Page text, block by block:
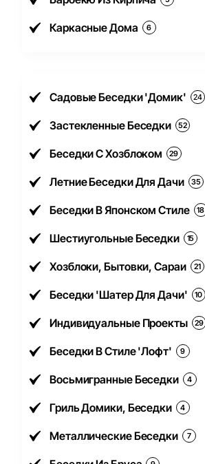
Каркасные Дома 6
Садовые Беседки 'Домик' 24
Застекленные Беседки 52
Беседки С Хозблоком 29
Летние Беседки Для Дачи 35
Беседки В Японском Стиле 18
Шестиугольные Беседки 15
Хозблоки, Бытовки, Сараи 21
Беседки 'Шатер Для Дачи' 10
Индивидуальные Проекты 29
Беседки В Стиле 'Лофт' 9
Восьмигранные Беседки 4
Гриль Домики, Беседки 4
Металлические Беседки 7